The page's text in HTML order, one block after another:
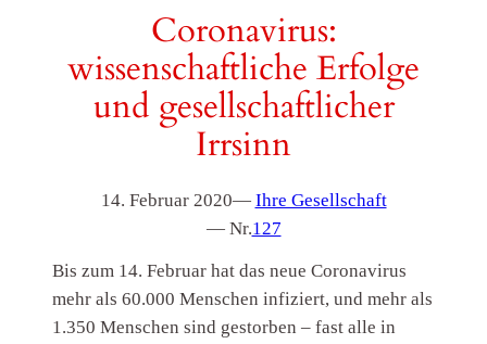
Coronavirus:
wissenschaftliche Erfolge
und gesellschaftlicher
Irrsinn
14. Februar 2020— Ihre Gesellschaft
— Nr.127
Bis zum 14. Februar hat das neue Coronavirus
mehr als 60.000 Menschen infiziert, und mehr als
1.350 Menschen sind gestorben – fast alle in